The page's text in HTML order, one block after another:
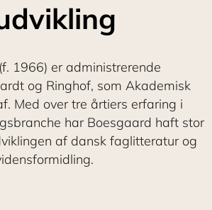
1966) er administrerende
og Ringhof, som Akademisk
Med over tre årtiers erfaring i
har Boesgaard haft stor
af dansk faglitteratur og